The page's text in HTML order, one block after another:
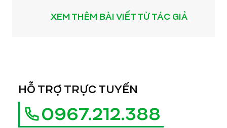
XEM THÊM BÀI VIẾT TỪ TÁC GIẢ
HỖ TRỢ TRỰC TUYẾN
0967.212.388